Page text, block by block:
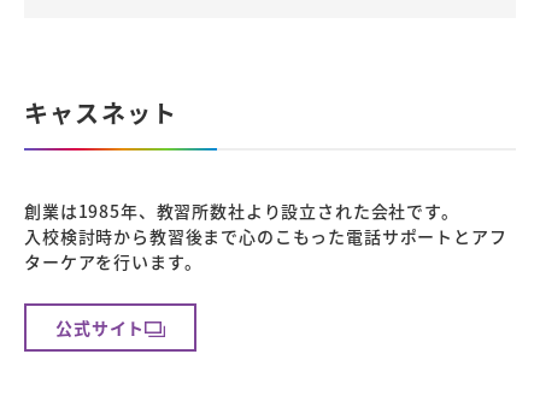
キャスネット
創業は1985年、教習所数社より設立された会社です。
入校検討時から教習後まで心のこもった電話サポートとアフ
ターケアを行います。
公式サイト